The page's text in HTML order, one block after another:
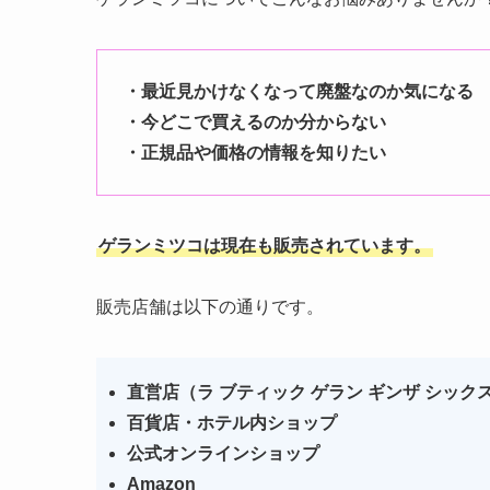
・最近見かけなくなって廃盤なのか気になる
・今どこで買えるのか分からない
・正規品や価格の情報を知りたい
ゲランミツコは現在も販売されています。
販売店舗は以下の通りです。
直営店（ラ ブティック ゲラン ギンザ シック
百貨店・ホテル内ショップ
公式オンラインショップ
Amazon